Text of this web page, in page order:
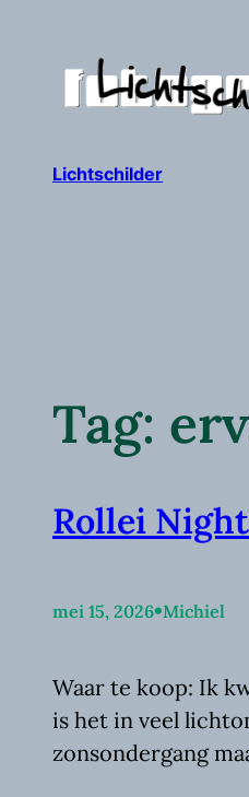
Lichtschilder
Tag:
Rollei
mei 15, 2026•Michiel
Waar te koop: Ik
is het in veel
zonsondergang